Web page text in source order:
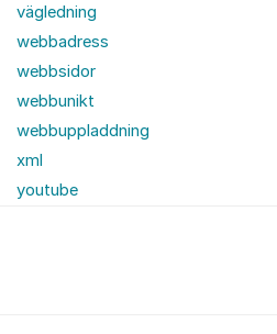
vägledning
webbadress
webbsidor
webbunikt
webbuppladdning
xml
youtube